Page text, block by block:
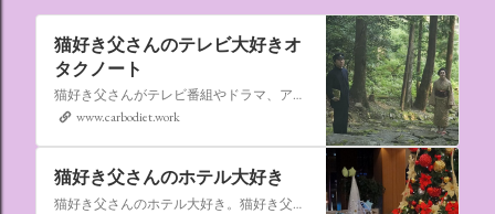
猫好き父さんのテレビ大好きオ
タクノート
猫好き父さんがテレビ番組やドラマ、アニメ、特撮ヒーロー,そしてダイエットについて書いたブログです。
www.carbodiet.work
猫好き父さんのホテル大好き
猫好き父さんのホテル大好き。猫好き父さんが宿泊したホテルの情報を徒然なるままに書いていきます。